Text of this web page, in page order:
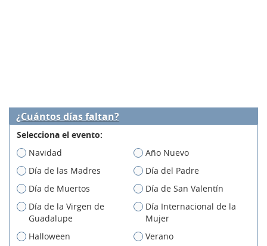
¿Cuántos días faltan?
Selecciona el evento:
Navidad
Año Nuevo
Día de las Madres
Día del Padre
Día de Muertos
Día de San Valentín
Día de la Virgen de
Guadalupe
Día Internacional de la
Mujer
Halloween
Verano